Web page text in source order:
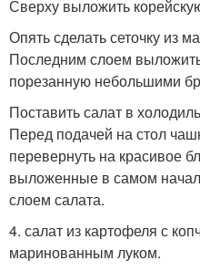
Сверху выложить
Опять сделать сеточку из
Последним слоем
порезанную небольшими
Поставить салат в
Перед подачей на стол
перевернуть на красивое
выложенные в самом
слоем салата.
4. салат из картофеля с
маринованным луком.